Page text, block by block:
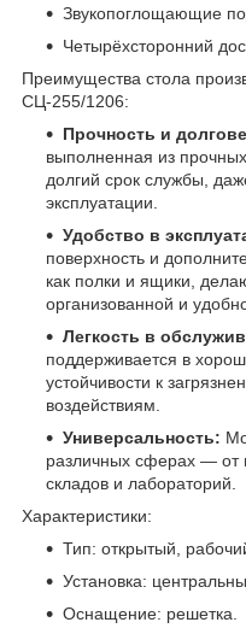
Звукопоглощающие
Четырёхсторонний
Преимущества стола
СЦ-255/1206:
Прочность и
выполненная из
долгий срок службы,
эксплуатации.
Удобство в
поверхность и
как полки и ящики,
организованной и
Легкость в
поддерживается в
устойчивости к
воздействиям.
Универсальность:
различных сферах — от
складов и лабораторий.
Характеристики:
Тип: открытый,
Установка:
Оснащение: решетка.